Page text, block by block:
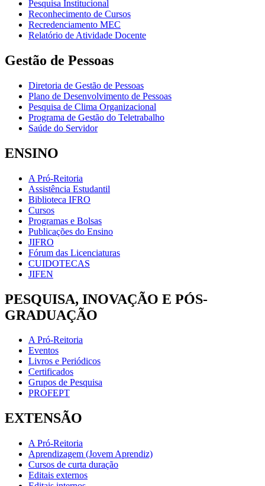
Pesquisa Institucional
Reconhecimento de Cursos
Recredenciamento MEC
Relatório de Atividade Docente
Gestão de Pessoas
Diretoria de Gestão de Pessoas
Plano de Desenvolvimento de Pessoas
Pesquisa de Clima Organizacional
Programa de Gestão do Teletrabalho
Saúde do Servidor
ENSINO
A Pró-Reitoria
Assistência Estudantil
Biblioteca IFRO
Cursos
Programas e Bolsas
Publicações do Ensino
JIFRO
Fórum das Licenciaturas
CUIDOTECAS
JIFEN
PESQUISA, INOVAÇÃO E PÓS-
GRADUAÇÃO
A Pró-Reitoria
Eventos
Livros e Periódicos
Certificados
Grupos de Pesquisa
PROFEPT
EXTENSÃO
A Pró-Reitoria
Aprendizagem (Jovem Aprendiz)
Cursos de curta duração
Editais externos